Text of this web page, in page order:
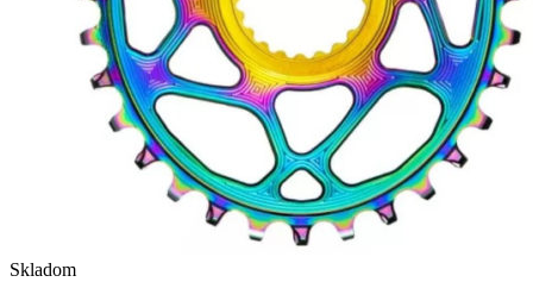
Skladom